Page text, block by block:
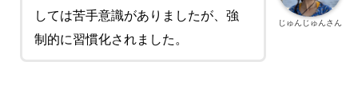
しては苦手意識がありましたが、強
制的に習慣化されました。
じゅんじゅんさん